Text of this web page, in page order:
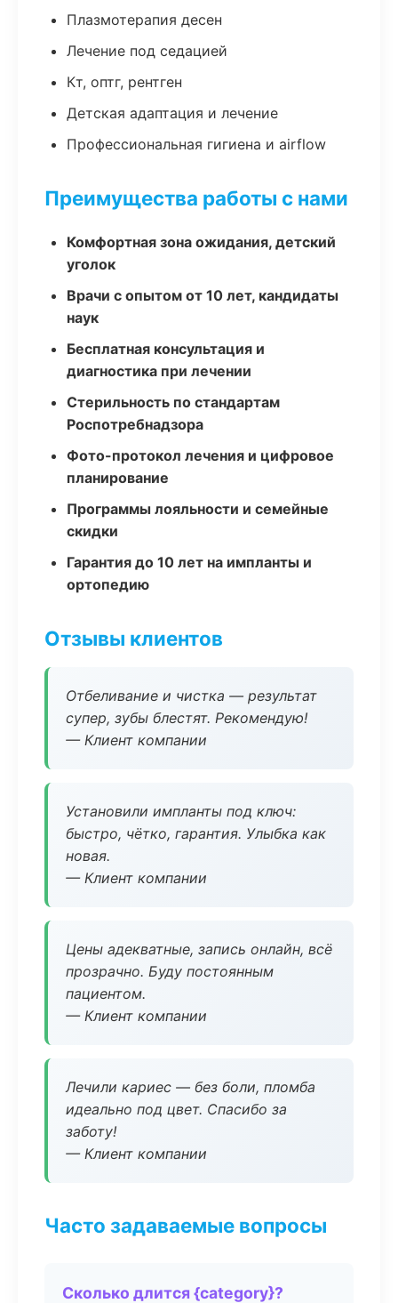
Плазмотерапия десен
Лечение под седацией
Кт, оптг, рентген
Детская адаптация и лечение
Профессиональная гигиена и airflow
Преимущества работы с нами
Комфортная зона ожидания, детский
уголок
Врачи с опытом от 10 лет, кандидаты
наук
Бесплатная консультация и
диагностика при лечении
Стерильность по стандартам
Роспотребнадзора
Фото-протокол лечения и цифровое
планирование
Программы лояльности и семейные
скидки
Гарантия до 10 лет на импланты и
ортопедию
Отзывы клиентов
Отбеливание и чистка — результат
супер, зубы блестят. Рекомендую!
— Клиент компании
Установили импланты под ключ:
быстро, чётко, гарантия. Улыбка как
новая.
— Клиент компании
Цены адекватные, запись онлайн, всё
прозрачно. Буду постоянным
пациентом.
— Клиент компании
Лечили кариес — без боли, пломба
идеально под цвет. Спасибо за
заботу!
— Клиент компании
Часто задаваемые вопросы
Сколько длится {category}?